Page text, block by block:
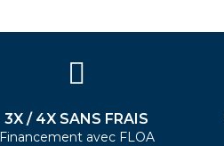
3X / 4X SANS FRAIS
Financement avec FLOA